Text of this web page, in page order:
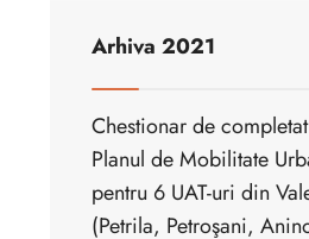
Arhiva 2021
Chestionar de
Planul de Mobilitate
pentru 6 UAT-uri din
(Petrila, Petroşani,